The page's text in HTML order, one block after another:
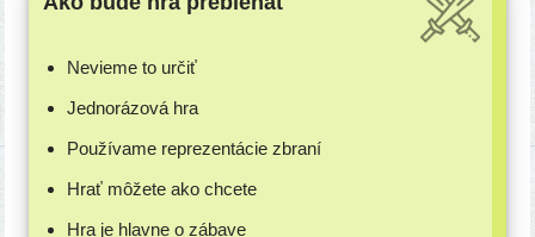
Nevieme to určiť
Jednorázová hra
Používame repre­zen­tá­cie zbraní
Hrať môže­te ako chcete
Hra je hlav­ne o zábave